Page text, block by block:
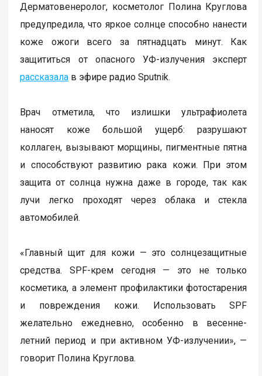
Дерматовенеролог, косметолог Полина Круглова
предупредила, что яркое солнце способно нанести
коже ожоги всего за пятнадцать минут. Как
защититься от опасного УФ-излучения эксперт
рассказала в эфире радио Sputnik.
Врач отметила, что излишки ультрафиолета
наносят коже большой ущерб: разрушают
коллаген, вызывают морщины, пигментные пятна
и способствуют развитию рака кожи. При этом
защита от солнца нужна даже в городе, так как
лучи легко проходят через облака и стекла
автомобилей.
«Главный щит для кожи — это солнцезащитные
средства. SPF-крем сегодня — это не только
косметика, а элемент профилактики фотостарения
и повреждения кожи. Использовать SPF
желательно ежедневно, особенно в весенне-
летний период и при активном УФ-излучении», —
говорит Полина Круглова.